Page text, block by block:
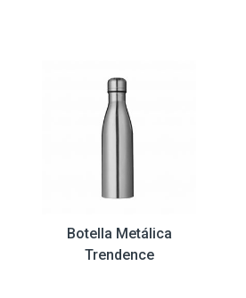
Botella Metálica
Trendence